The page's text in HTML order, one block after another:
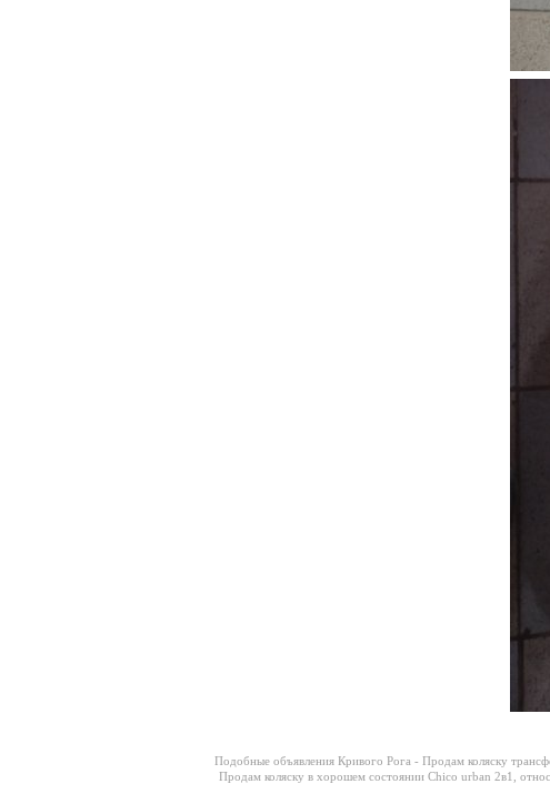
Подобные объявления Кривого Рога - Продам коляску
Продам коляску в хорошем состоянии Chico urban 2в1,